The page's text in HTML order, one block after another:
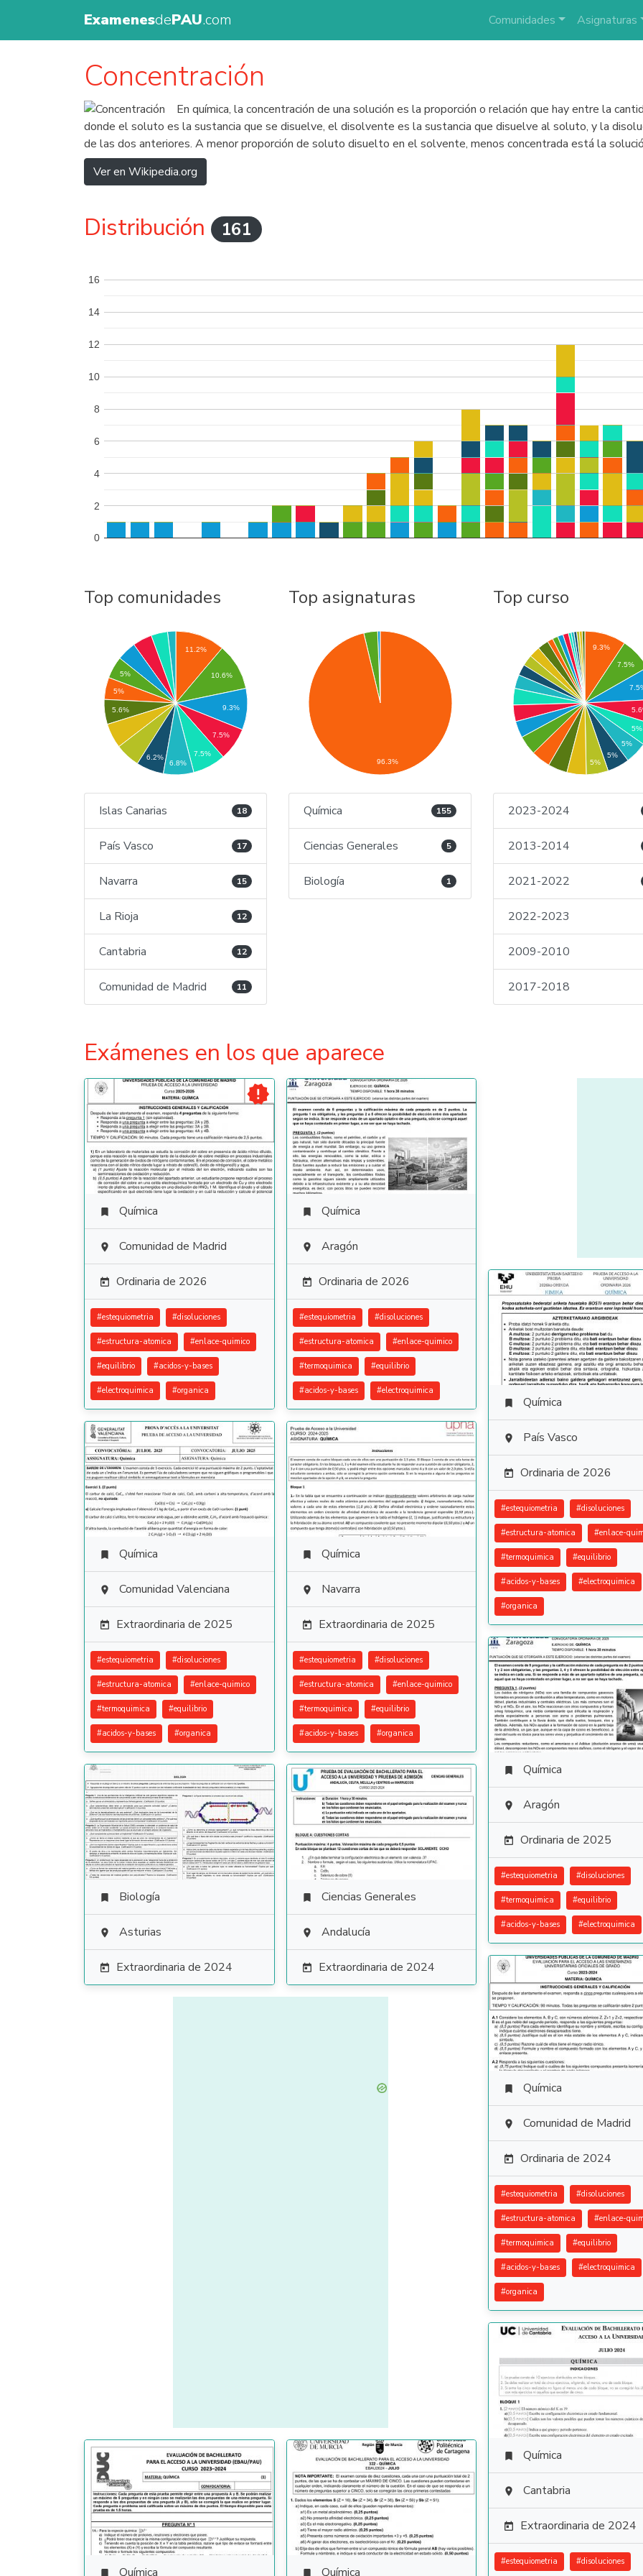
ExamenesdePAU.com Comunidades Asignaturas
Concentración
En química, la concentración de una solución es la proporción o relación que hay entre la
donde el soluto es la sustancia que se disuelve, el disolvente es la sustancia que disuelve al soluto, y la
de las dos anteriores. A menor proporción de soluto disuelto en el solvente, menos concentrada está la
Ver en Wikipedia.org
Distribución 161
0
2
4
6
8
10
12
14
16
Top comunidades
11.2%
10.6%
9.3%
7.5%
7.5%
5%
5%
5.6%
6.2%
6.8%
Islas Canarias 18
País Vasco 17
Navarra 15
La Rioja 12
Cantabria 12
Comunidad de Madrid 11
Top asignaturas
96.3%
Química 155
Ciencias Generales 5
Biología 1
Top curso
9.3%
7.5%
5%
5%
5%
5%
2023-2024
2013-2014
2021-2022
2022-2023
2009-2010
2017-2018
Exámenes en los que aparece

 Química
 Comunidad de Madrid
 Ordinaria de 2026
#estequiometria #disoluciones
#estructura-atomica #enlace-quimico
#equilibrio #acidos-y-bases
#electroquimica #organica
 Química
 Aragón
 Ordinaria de 2026
#estequiometria #disoluciones
#estructura-atomica #enlace-quimico
#termoquimica #equilibrio
#acidos-y-bases #electroquimica
 Química
 País Vasco
 Ordinaria de 2026
#estequiometria #disoluciones
#estructura-atomica #enlace-
#termoquimica #equilibrio
#acidos-y-bases #electroquimica
#organica
 Química
 Comunidad Valenciana
 Extraordinaria de 2025
#estequiometria #disoluciones
#estructura-atomica #enlace-quimico
#termoquimica #equilibrio
#acidos-y-bases #organica
 Química
 Navarra
 Extraordinaria de 2025
#estequiometria #disoluciones
#estructura-atomica #enlace-quimico
#termoquimica #equilibrio
#acidos-y-bases #organica
 Química
 Aragón
 Ordinaria de 2025
#estequiometria #disoluciones
#termoquimica #equilibrio
#acidos-y-bases #electroquimica
 Biología
 Asturias
 Extraordinaria de 2024
 Ciencias Generales
 Andalucía
 Extraordinaria de 2024
 Química
 Comunidad de Madrid
 Ordinaria de 2024
#estequiometria #disoluciones
#estructura-atomica #enlace-
#termoquimica #equilibrio
#acidos-y-bases #electroquimica
#organica
 Química
 Cantabria
 Extraordinaria de 2024
#estequiometria #disoluciones
 Química  Química